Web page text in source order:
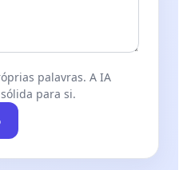
palavras. A IA
para si.